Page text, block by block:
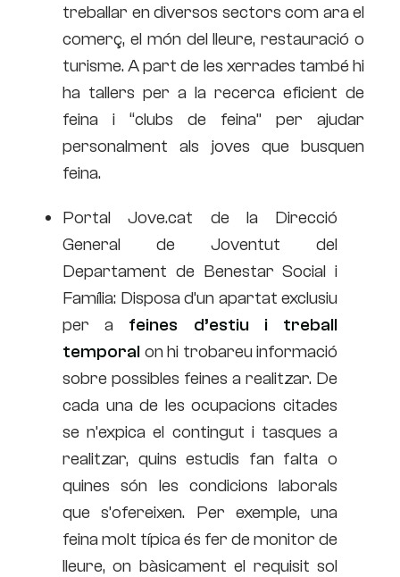
treballar en diversos sectors com ara el
comerç, el món del lleure, restauració o
turisme. A part de les xerrades també hi
ha tallers per a la recerca eficient de
feina i “clubs de feina” per ajudar
personalment als joves que busquen
feina.
Portal Jove.cat de la Direcció
General de Joventut del
Departament de Benestar Social i
Família: Disposa d’un apartat exclusiu
per a feines d’estiu i treball
temporal on hi trobareu informació
sobre possibles feines a realitzar. De
cada una de les ocupacions citades
se n’expica el contingut i tasques a
realitzar, quins estudis fan falta o
quines són les condicions laborals
que s’ofereixen. Per exemple, una
feina molt típica és fer de monitor de
lleure, on bàsicament el requisit sol